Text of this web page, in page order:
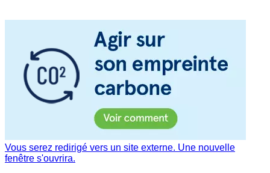
Vous serez redirigé vers un site externe. Une nouvelle
fenêtre s'ouvrira.